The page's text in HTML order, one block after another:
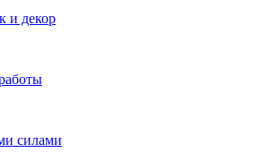
и декор
силами